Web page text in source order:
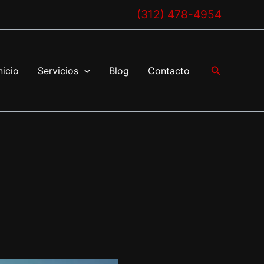
(312) 478-4954
Servicios Blog Contacto Buscar